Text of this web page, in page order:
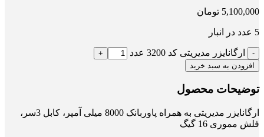
5,100,000 تومان
5 عدد در انبار
ارگانایزر مدیریتی کد 3200 عدد
افزودن به سبد خرید
توضیحات محصول
ارگانایزر مدیریتی به همراه پاوربانک 8000 میلی آمپر، کابل 3سر،
فلش مموری 16 گیگ